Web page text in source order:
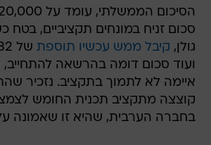
סכום זניח במונחים תקציביים,
גולן, קיבל ממש עכשיו תוספת
ועוד סכום דומה בהרשאה
איימה לא לתמוך בתקציב. נזכיר
קוצצה מתקציב תכנית החומש
בחברה הערבית, שהיא זו שאמונה